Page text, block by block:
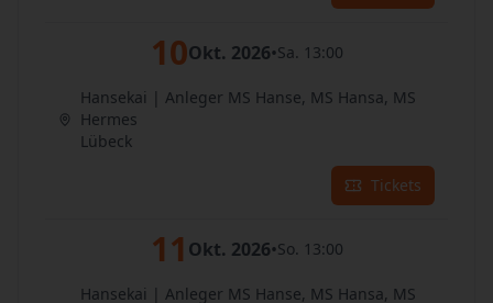
10Okt. 2026•Sa. 13:00
Hansekai | Anleger MS Hanse, MS Hansa, MS
Hermes
Lübeck
Tickets
11 Okt. 2026•So. 13:00
Hansekai | Anleger MS Hanse, MS Hansa, MS